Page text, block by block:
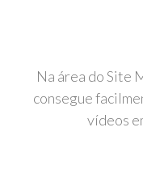
Na área do Site
consegue
vídeos